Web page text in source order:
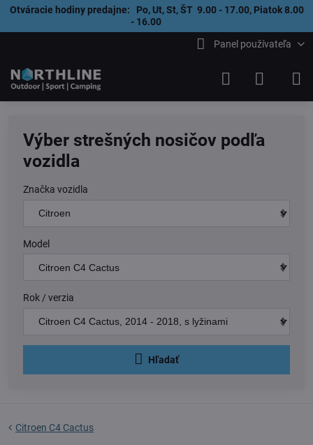
Otváracie hodiny predajne: Po, Ut, St, ŠT 9.00 - 17.00, Piatok 8.00
- 16.00
Panel používateľa
Výber strešných nosičov podľa
vozidla
Značka vozidla
Model
Rok / verzia
Hľadať
Citroen C4 Cactus